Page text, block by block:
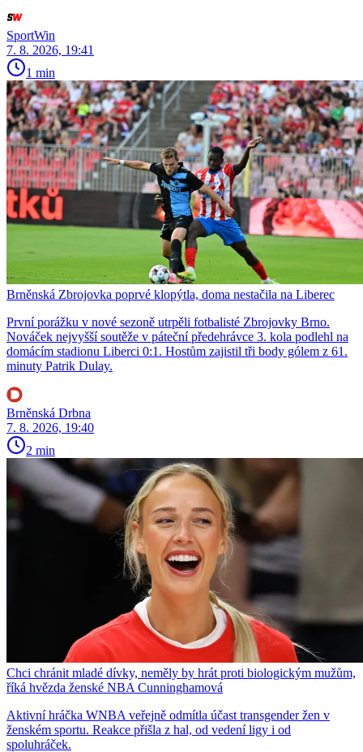
SportWin
7. 8. 2026, 19:41
1 min
Brněnská Zbrojovka poprvé klopýtla, doma nestačila na Liberec
První porážku v nové sezoně utrpěli fotbalisté Zbrojovky Brno.
Nováček nejvyšší soutěže v páteční předehrávce 3. kola podlehl na
domácím stadionu Liberci 0:1. Hostům zajistil tři body gólem z 61.
minuty Patrik Dulay.
Brněnská Drbna
7. 8. 2026, 19:40
2 min
Chci chránit mladé dívky, neměly by hrát proti biologickým mužům,
říká hvězda ženské NBA Cunninghamová
Aktivní hráčka WNBA veřejně odmítla účast transgender žen v
ženském sportu. Reakce přišla z hal, od vedení ligy i od
spoluhráček.